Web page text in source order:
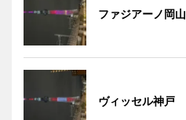
ファジアーノ岡山
ヴィッセル神戸